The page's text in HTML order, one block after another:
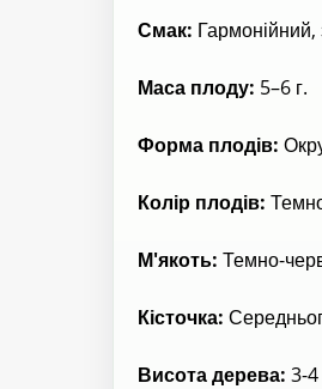
Смак: Гармонійний,
Маса плоду: 5–6 г.
Форма плодів:
Колір плодів:
М'якоть: Темно-
Кісточка:
Висота дерева: 3-